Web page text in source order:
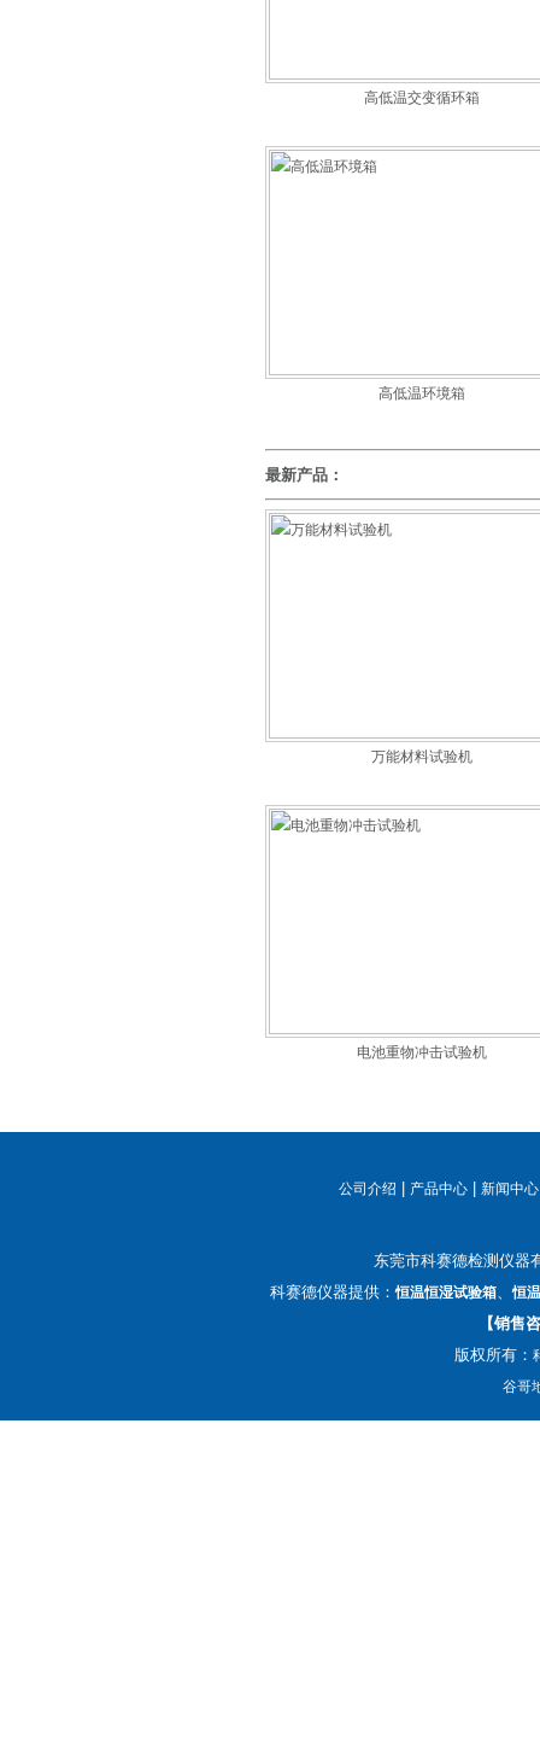
高低温交变循环箱
高低温环境箱
最新产品：
万能材料试验机
电池重物冲击试验机
公司介绍 | 产品中心 |新闻中心
东莞市科赛德检测仪
科赛德仪器提供：恒温恒湿试验箱 、恒
【销售
版权所有：
谷哥